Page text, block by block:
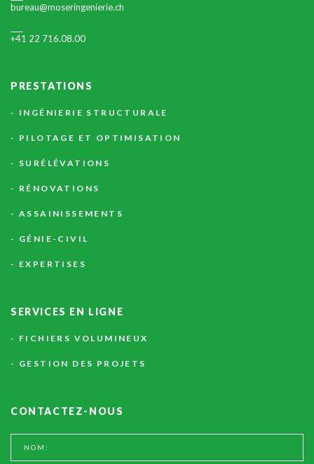
bureau@moseringenierie.ch
+41 22 716.08.00
PRESTATIONS
INGÉNIERIE STRUCTURALE
PILOTAGE ET OPTIMISATION
SURÉLÉVATIONS
RÉNOVATIONS
ASSAINISSEMENTS
GÉNIE-CIVIL
EXPERTISES
SERVICES EN LIGNE
FICHIERS VOLUMINEUX
GESTION DES PROJETS
CONTACTEZ-NOUS